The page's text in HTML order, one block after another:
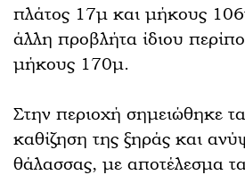
πλάτος 17μ και μήκους
άλλη προβλήτα ίδιου
μήκους 170μ.
Στην περιοχή σημειώθηκε
καθίζηση της ξηράς και
θάλασσας, με αποτέλεσμα